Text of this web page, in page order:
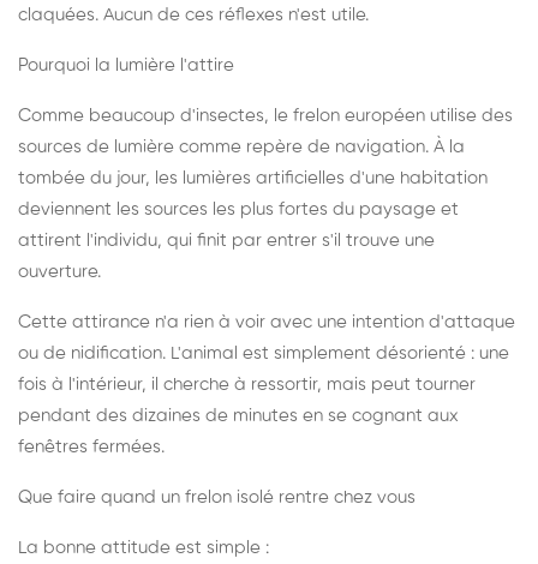
claquées. Aucun de ces réflexes n'est utile.
Pourquoi la lumière l'attire
Comme beaucoup d'insectes, le frelon européen utilise des
sources de lumière comme repère de navigation. À la
tombée du jour, les lumières artificielles d'une habitation
deviennent les sources les plus fortes du paysage et
attirent l'individu, qui finit par entrer s'il trouve une
ouverture.
Cette attirance n'a rien à voir avec une intention d'attaque
ou de nidification. L'animal est simplement désorienté : une
fois à l'intérieur, il cherche à ressortir, mais peut tourner
pendant des dizaines de minutes en se cognant aux
fenêtres fermées.
Que faire quand un frelon isolé rentre chez vous
La bonne attitude est simple :